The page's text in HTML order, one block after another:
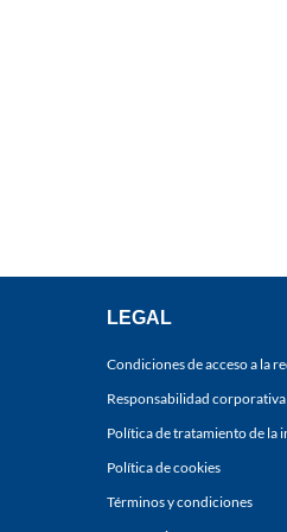
LEGAL
Condiciones de acceso a la
Responsabilidad corporativa
Política de tratamiento de la
Política de cookies
Términos y condiciones